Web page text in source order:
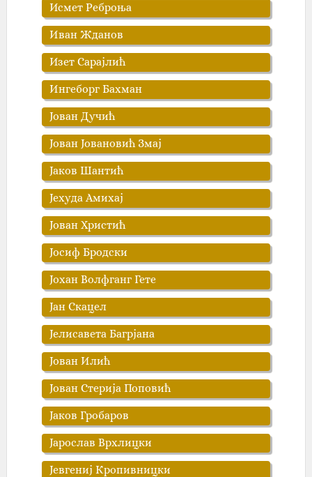
Исмет Реброња
Иван Жданов
Изет Сарајлић
Ингеборг Бахман
Јован Дучић
Јован Јовановић Змај
Јаков Шантић
Јехуда Амихај
Јован Христић
Јосиф Бродски
Јохан Волфганг Гете
Јан Скацел
Јелисавета Багрјана
Јован Илић
Јован Стерија Поповић
Јаков Гробаров
Јарослав Врхлицки
Јевгениј Кропивницки